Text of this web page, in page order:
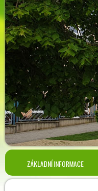
ZÁKLADNÍ INFORMACE